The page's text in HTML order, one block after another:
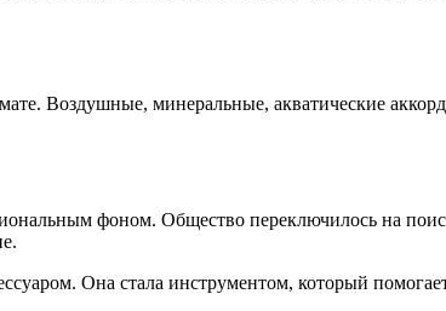
Воздушные, минеральные, акватические
фоном. Общество переключилось на
Она стала инструментом, который